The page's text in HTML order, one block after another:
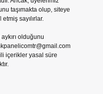
taşımakta olup, siteye
sayılırlar.
olduğunu
içerikler yasal süre